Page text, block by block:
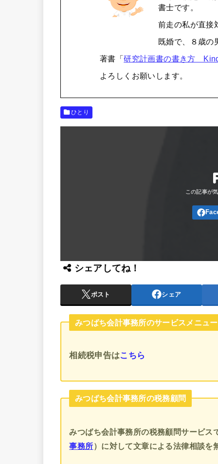
書士です。
前走の私が直接
既婚で、８歳の
著書「研究計画書の書き方
よろしくお願いします。
ひとり
シェアしてね！
ポスト シェア
みつばち会計事務所のサービスメニュー
相続税申告はこちら
みつばち会計事務所の税務顧問
みつばち会計事務所の税務顧問サービス
事務所）に対して文章による法律相談を